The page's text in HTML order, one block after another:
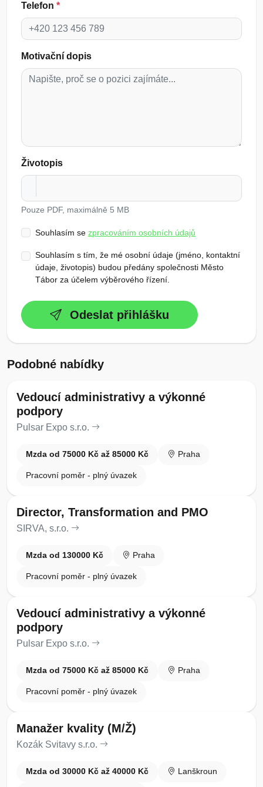
Telefon *
Motivační dopis
Životopis
Pouze PDF, maximálně 5 MB
Souhlasím se zpracováním osobních údajů
Souhlasím s tím, že mé osobní údaje (jméno, kontaktní
údaje, životopis) budou předány společnosti Město
Tábor za účelem výběrového řízení.
Odeslat přihlášku
Podobné nabídky
Vedoucí administrativy a výkonné
podpory
Pulsar Expo s.r.o.
Mzda od 75000 Kč až 85000 Kč Praha
Pracovní poměr - plný úvazek
Director, Transformation and PMO
SIRVA, s.r.o.
Mzda od 130000 Kč Praha
Pracovní poměr - plný úvazek
Vedoucí administrativy a výkonné
podpory
Pulsar Expo s.r.o.
Mzda od 75000 Kč až 85000 Kč Praha
Pracovní poměr - plný úvazek
Manažer kvality (M/Ž)
Kozák Svitavy s.r.o.
Mzda od 30000 Kč až 40000 Kč Lanškroun